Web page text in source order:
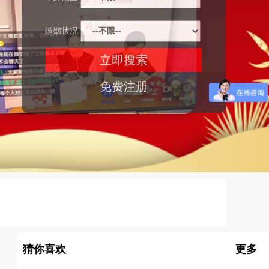
婚姻状况
免费注册
猜你喜欢 更多